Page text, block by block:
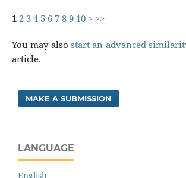
12 34 5 6 789 10 > >>
You may also start an advanced
article.
MAKE A SUBMISSION
LANGUAGE
English